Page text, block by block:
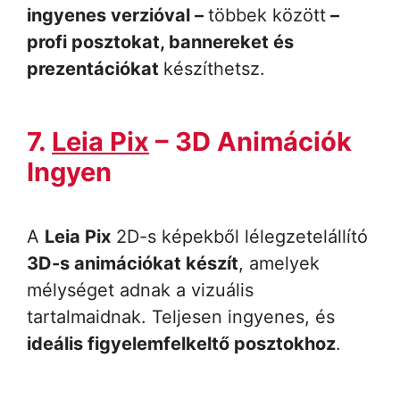
ingyenes verzióval – többek között –
profi posztokat, bannereket és
prezentációkat készíthetsz.
7. Leia Pix – 3D Animációk
Ingyen
A Leia Pix 2D-s képekből lélegzetelállító
3D-s animációkat készít, amelyek
mélységet adnak a vizuális
tartalmaidnak. Teljesen ingyenes, és
ideális figyelemfelkeltő posztokhoz.